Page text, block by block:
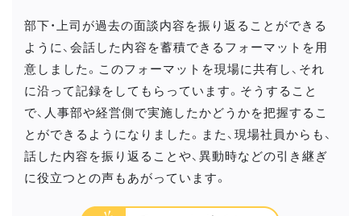
部下・上司が過去の面談内容を振り返ることができる
ように、会話した内容を蓄積できるフォーマットを用
意しました。このフォーマットを現場に共有し、それ
に沿って記録をしてもらっています。そうすること
で、人事部や経営側で実施したかどうかを把握するこ
とができるようになりました。また、現場社員からも、
話した内容を振り返ることや、異動時などの引き継ぎ
に役立つとの声もあがっています。